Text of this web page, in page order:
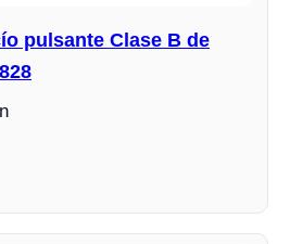
pulsante Clase B de